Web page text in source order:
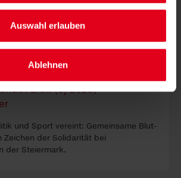
Auswahl erlauben
Ablehnen
und Sport vereint: Gemein­same Blut­
Zei­chen der Soli­darität bei
der Stei­er­mark.